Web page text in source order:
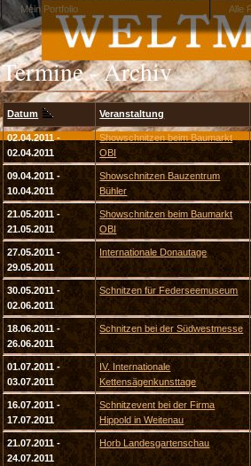
Mein Portfolio Alle
Termine - Archiv
Datum Veranstaltung
02.04.2011 -
02.04.2011
Showschnitzen beim Baumarkt
OBI
09.04.2011 -
10.04.2011
Showschnitzen Bauzentrum
Bühler
21.05.2011 -
21.05.2011
Showschnitzen beim Baumarkt
OBI
27.05.2011 -
29.05.2011
Internationale Donautage
30.05.2011 -
02.06.2011
Schnitzen für Federseemuseum
18.06.2011 -
26.06.2011
Schnitzen bei der Südwestmesse
01.07.2011 -
03.07.2011
IV. Internationale
Kettensägenkunsttage
16.07.2011 -
17.07.2011
Schnitzevent bei der Firma
Hippold in Weitenau
21.07.2011 -
24.07.2011
Horb Landesgartenschau